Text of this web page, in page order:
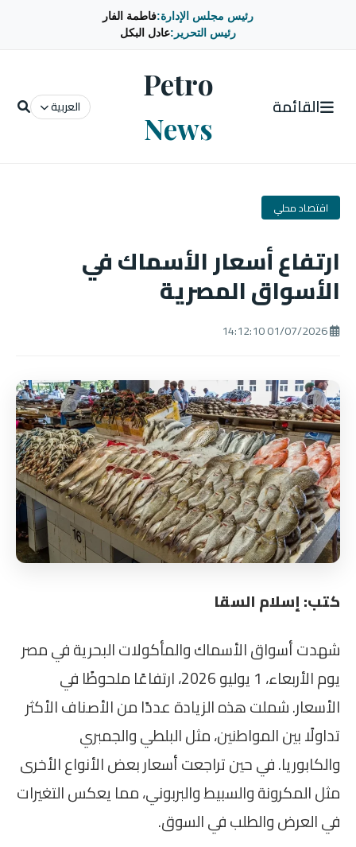
رئيس مجلس الإدارة:فاطمة الفار
رئيس التحرير:عادل البكل
القائمة
Petro
News
العربية
اقتصاد محلي
ارتفاع أسعار الأسماك في
الأسواق المصرية
كتب: إسلام السقا
شهدت أسواق الأسماك والمأكولات البحرية في مصر
يوم الأربعاء، 1 يوليو 2026، ارتفاعًا ملحوظًا في
الأسعار. شملت هذه الزيادة عددًا من الأصناف الأكثر
تداولًا بين المواطنين، مثل البلطي والجمبري
والكابوريا. في حين تراجعت أسعار بعض الأنواع الأخرى
مثل المكرونة والسبيط والبربوني، مما يعكس التغيرات
في العرض والطلب في السوق.